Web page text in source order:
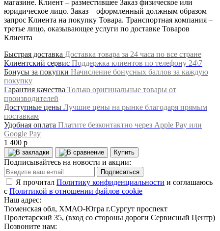
магазине. Клиент – разместившее Заказ физическое или
юридическое лицо. Заказ – оформленный должным образом
запрос Клиента на покупку Товара. Транспортная компания –
третье лицо, оказывающее услуги по доставке Товаров
Клиента
Быстрая доставка Доставка товара за 24 часа по все стране
Клиентский сервис Поддержка клиентов по телефону 24\7
Бонусы за покупки Начисление бонусных баллов за каждую
покупку
Гарантия качества Только оригинальные товары от
производителей
Доступные цены Лучшие цены на рынке благодаря прямым
поставкам
Удобная оплата Платите безконтактно через Apple Pay или
Google Pay
1 400 р
Купить
Подписывайтесь на новости и акции:
Подписаться
Я прочитал Политику конфиденциальности и соглашаюсь
с Политикой в отношении файлов cookie
Наш адрес:
Тюменская обл, ХМАО-Югра г.Сургут проспект
Пролетарский 35, (вход со стороны дороги Сервисный Центр)
Позвоните нам: